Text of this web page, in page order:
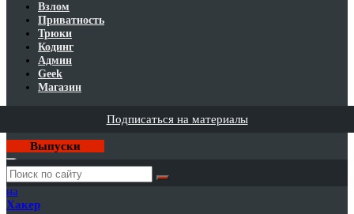
Взлом
Приватность
Трюки
Кодинг
Админ
Geek
Магазин
Подписаться на материалы
Выпуски
Годовая
подписка
на
Хакер